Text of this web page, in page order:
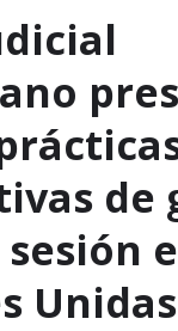
de
Unidas